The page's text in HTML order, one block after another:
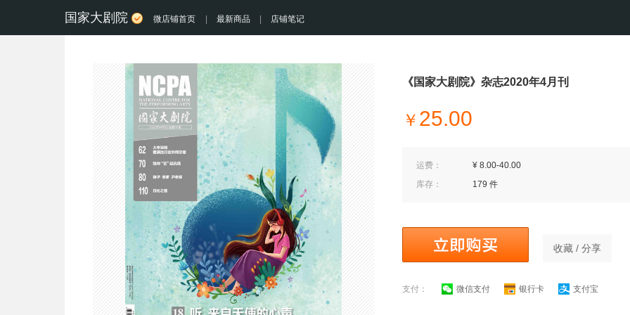
国家大剧院 微店铺首页 最新商品 店铺笔记
《国家大剧院》杂志2020年4月刊
￥ 25.00
运费：
¥ 8.00-40.00
库存：
179 件
收藏 / 分享
支付： 微信支付 银行卡 支付宝